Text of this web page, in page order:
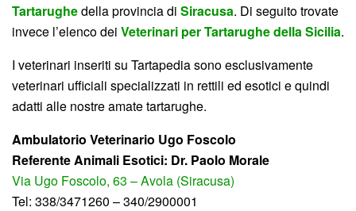
Tartarughedella provincia di Siracusa. Di seguito trovate
invece l’elenco dei Veterinari per Tartarughe della Sicilia.
I veterinari inseriti su Tartapedia sono esclusivamente
veterinari ufficiali specializzati in rettili ed esotici e quindi
adatti alle nostre amate tartarughe.
Ambulatorio Veterinario Ugo Foscolo
Referente Animali Esotici: Dr. Paolo Morale
Via Ugo Foscolo, 63 – Avola (Siracusa)
Tel: 338/3471260 – 340/2900001